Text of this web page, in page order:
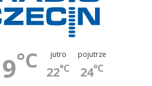
°C jutro
22°C
pojutrze
24°C